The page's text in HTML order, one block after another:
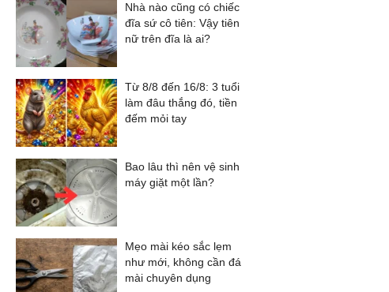
Nhà nào cũng có chiếc
đĩa sứ cô tiên: Vậy tiên
nữ trên đĩa là ai?
Từ 8/8 đến 16/8: 3 tuổi
làm đâu thắng đó, tiền
đếm mỏi tay
Bao lâu thì nên vệ sinh
máy giặt một lần?
Mẹo mài kéo sắc lẹm
như mới, không cần đá
mài chuyên dụng